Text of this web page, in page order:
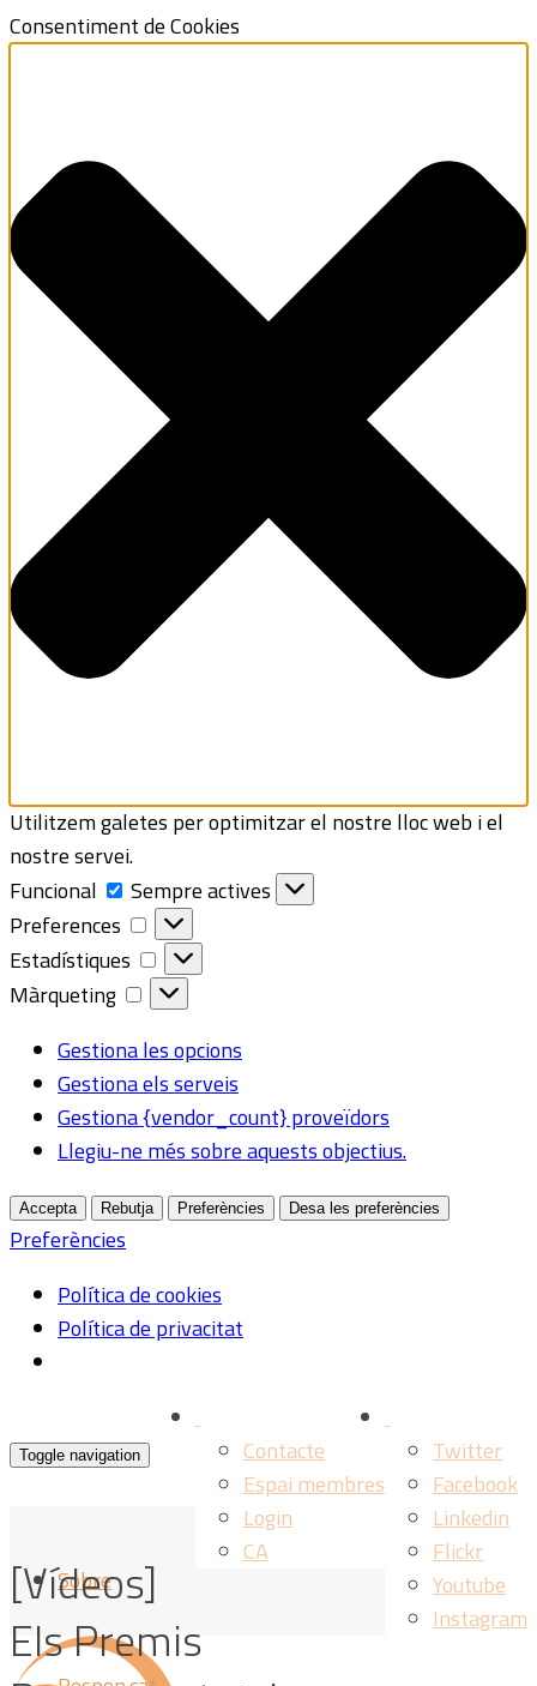
Consentiment de Cookies
Utilitzem galetes per optimitzar el nostre lloc web i el
nostre servei.
Funcional
Funcional
Sempre actives
Preferences
Preferences
Estadístiques
Estadístiques
Màrqueting
Màrqueting
Gestiona les opcions
Gestiona els serveis
Gestiona {vendor_count} proveïdors
Llegiu-ne més sobre aquests objectius.
Accepta Rebutja Preferències Desa les preferències
Preferències
Política de cookies
Política de privacitat
Twitter
Facebook
Linkedin
Flickr
Youtube
Instagram
Contacte
Espai membres
Login
CA
Toggle navigation
Sobre
[Vídeos]
Els Premis